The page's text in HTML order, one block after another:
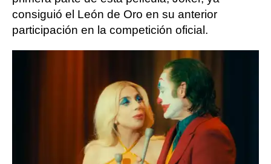
consiguió el León de Oro en su anterior
participación en la competición oficial.